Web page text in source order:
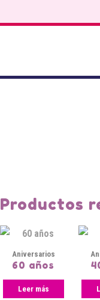
Productos
Aniversarios
60 años
Leer más